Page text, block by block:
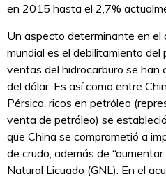
en 2015 hasta el 2,7%
Un aspecto determinante en el
mundial es el debilitamiento
ventas del hidrocarburo se han
del dólar. Es así como entre
Pérsico, ricos en petróleo
venta de petróleo) se
que China se comprometió a
de crudo, además de
Natural Licuado (GNL). En el